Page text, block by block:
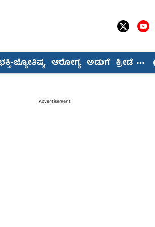
ಜ್ಯೋತಿಷ್ಯ ಆರೋಗ್ಯ ಅಡುಗೆ ಕ್ರೀಡೆ
Advertisement